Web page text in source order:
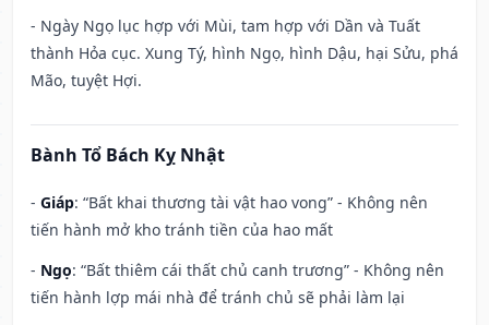
- Ngày Ngọ lục hợp với Mùi, tam hợp với Dần và Tuất
thành Hỏa cục. Xung Tý, hình Ngọ, hình Dậu, hại Sửu, phá
Mão, tuyệt Hợi.
Bành Tổ Bách Kỵ Nhật
- Giáp: “Bất khai thương tài vật hao vong” - Không nên
tiến hành mở kho tránh tiền của hao mất
- Ngọ: “Bất thiêm cái thất chủ canh trương” - Không nên
tiến hành lợp mái nhà để tránh chủ sẽ phải làm lại